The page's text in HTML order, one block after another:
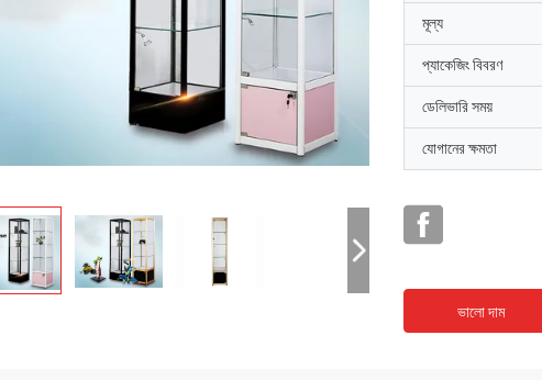
মূল্য
প্যাকেজিং বিবরণ
ডেলিভারি সময়
যোগানের ক্ষমতা
ভালো দাম